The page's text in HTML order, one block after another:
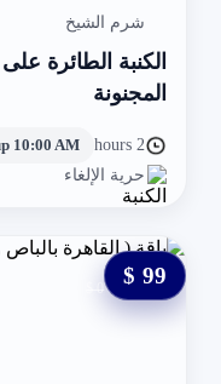
شرم الشيخ
الكنبة الطائرة
المجنونة
2 hours
10:00 AM
حرية الإلغاء
99 $
0 $